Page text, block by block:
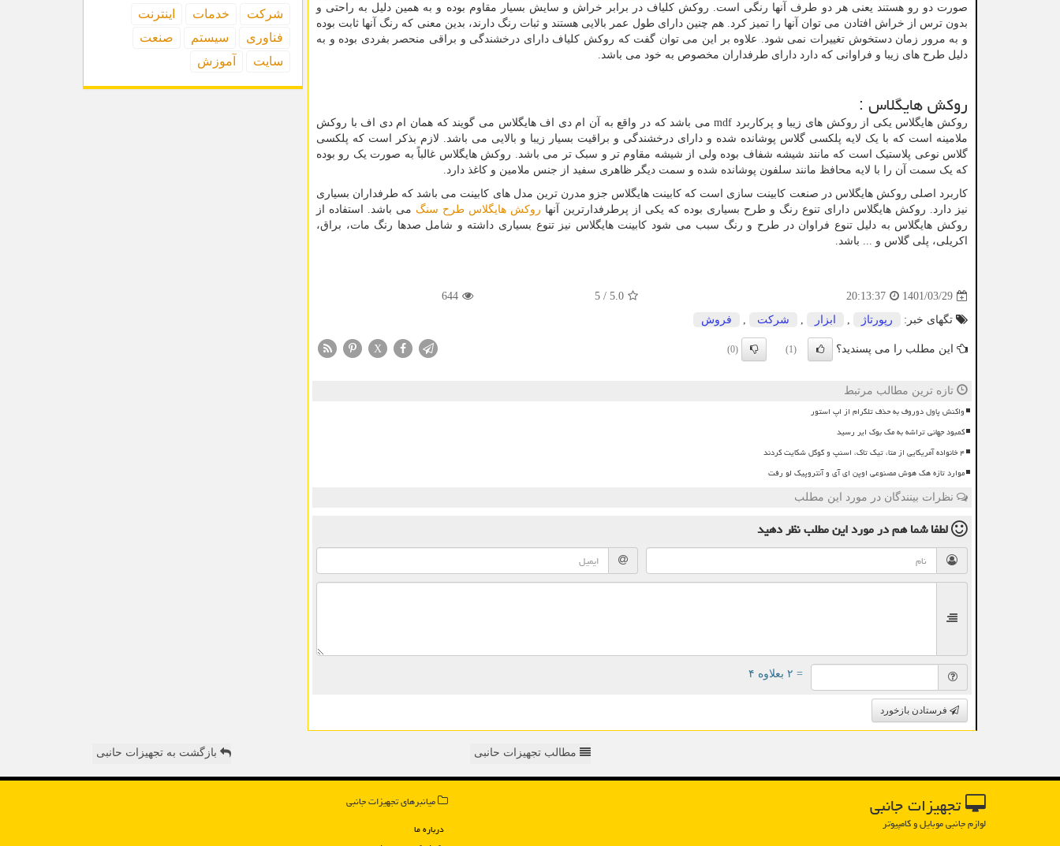
صورت دو رو هستند یعنی هر دو طرف آنها رنگی است. روکش کلیاف در برابر خراش و سایش بسیار مقاوم بوده و به همین دلیل به راحتی و
بدون ترس از خراش افتادن می توان آنها را تمیز کرد. هم چنین دارای طول عمر بالایی هستند و ثبات رنگ دارند، بدین معنی که رنگ آنها ثابت بوده
و به مرور زمان دستخوش تغییرات نمی شود. علاوه بر این می توان گفت که روکش کلیاف دارای درخشندگی و براقی منحصر بفردی بوده و به
دلیل طرح های زیبا و فراوانی که دارد دارای طرفداران مخصوص به خود می باشد.
روکش هایگلاس :
روکش هایگلاس یکی از روکش های زیبا و پرکاربرد mdfمی باشد که در واقع به آن ام دی اف هایگلاس می گویند که همان ام دی اف با روکش
ملامینه است که با یک لایه پلکسی گلاس پوشانده شده و دارای درخشندگی و براقیت بسیار زیبا و بالایی می باشد. لازم بذکر است که پلکسی
گلاس نوعی پلاستیک است که مانند شیشه شفاف بوده ولی از شیشه مقاوم تر و سبک ‌تر می باشد. روکش هایگلاس غالباً به صورت یک رو بوده
که یک سمت آن را با لایه محافظ مانند سلفون پوشانده شده و سمت دیگر ظاهری سفید از جنس ملامین و کاغذ دارد.
کاربرد اصلی روکش هایگلاس در صنعت کابینت سازی است که کابینت هایگلاس جزو مدرن ترین مدل های کابینت می باشد که طرفداران بسیاری
نیز دارد. روکش هایگلاس دارای تنوع رنگ و طرح بسیاری بوده که یکی از پرطرفدارترین آنها روکش هایگلاس طرح سنگ می باشد. استفاده از
روکش هایگلاس به دلیل تنوع فراوان در طرح و رنگ سبب می شود کابینت هایگلاس نیز تنوع بسیاری داشته و شامل صدها رنگ مات، براق،
اکریلی، پلی گلاس و ... باشد.
1401/03/29
20:13:37
5.0
/
5
644
تگهای خبر: رپورتاژ , ابزار , شركت , فروش
این مطلب را می پسندید؟ (1)
(0)
X
تازه ترین مطالب مرتبط
واکنش پاول دوروف به حذف تلگرام از اپ استور
کمبود جهانی تراشه به مک بوک ایر رسید
۴ خانواده آمریکایی از متا، تیک تاک، اسنپ و گوگل شکایت کردند
موارد تازه هک هوش مصنوعی اوپن ای آی و آنتروپیک لو رفت
نظرات بینندگان در مورد این مطلب
لطفا شما همدر مورد این مطلبنظر دهید
= ۲ بعلاوه ۴
فرستادن بازخورد
شركت خدمات
اینترنت
فناوری
سیستم
صنعت
سایت
آموزش
مطالب تجهیزات حانبی بازگشت به تجهیزات حانبی
تجهیزات جانبی
لوازم جانبی موبایل و کامپیوتر
میانبرهای تجهیزات جانبی
درباره ما